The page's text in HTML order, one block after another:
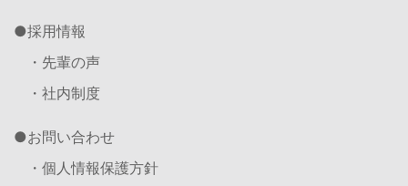
採用情報
・先輩の声
・社内制度
お問い合わせ
・個人情報保護方針